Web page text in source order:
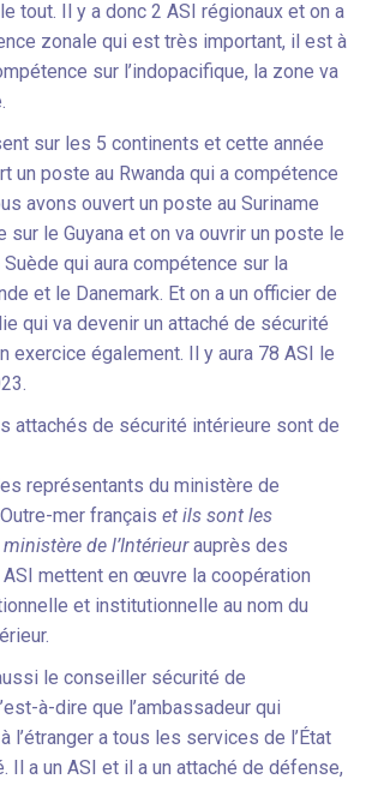
tout. Il y a donc 2 ASI régionaux et on a
zonale qui est très important, il est à
sur l’indopacifique, la zone va
sur les 5 continents et cette année
un poste au Rwanda qui a compétence
avons ouvert un poste au Suriname
sur le Guyana et on va ouvrir un poste le
qui aura compétence sur la
et le Danemark. Et on a un officier de
qui va devenir un attaché de sécurité
exercice également. Il y aura 78 ASI le
attachés de sécurité intérieure sont de
représentants du ministère de
mer français et ils sont les
de l’Intérieurauprès des
mettent en œuvre la coopération
et institutionnelle au nom du
le conseiller sécurité de
à-dire que l’ambassadeur qui
l’étranger a tous les services de l’État
Il a un ASI et il a un attaché de défense,